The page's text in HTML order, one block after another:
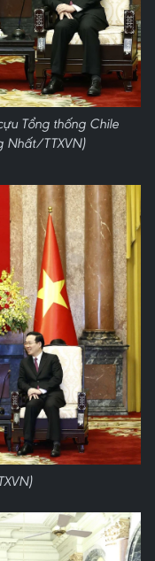
Tổng thống Chile
Nhất/TTXVN)